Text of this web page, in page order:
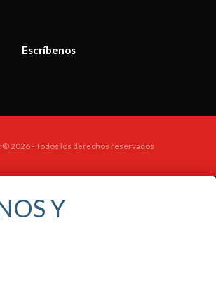
Escríbenos
© 2026 - Todos los derechos reservados
Y